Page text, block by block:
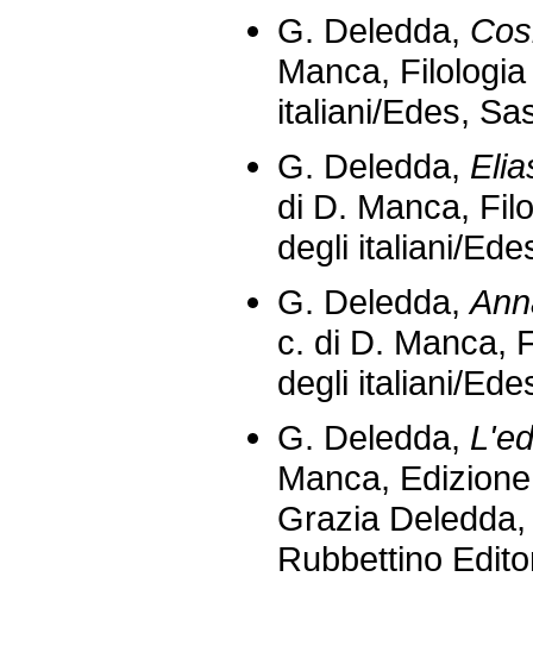
G. Deledda,
Manca,
italiani/Edes,
G. Deledda,
di D. Manca,
degli italiani/
G. Deledda,
c. di D. Manca,
degli italiani/
G. Deledda,
Manca,
Grazia
Rubbettino